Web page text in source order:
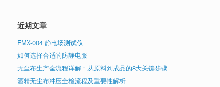
近期文章
FMX-004 静电场测试仪
如何选择合适的防静电服
无尘布生产全流程详解：从原料到成品的8大关键步骤
酒精无尘布冲压全检流程及重要性解析